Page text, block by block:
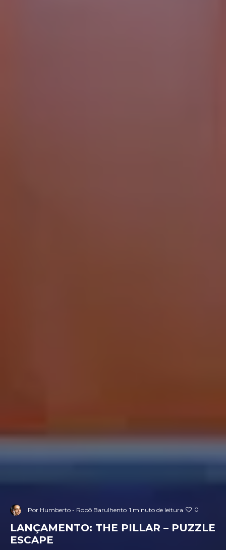
Por Humberto - Robô Barulhento 1 minuto de leitura 0
LANÇAMENTO: THE PILLAR – PUZZLE
ESCAPE